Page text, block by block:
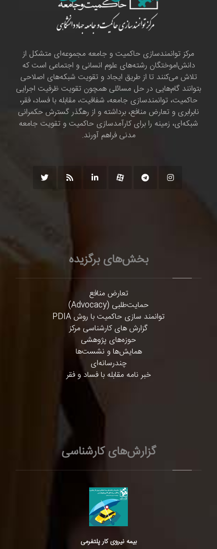
مرکز توانمندسازی حاکمیت و جامعه مجموعه‌ای متشکل از
دانش‌اموختگان رشته‌های علوم انسانی و اجتماعی است که
تلاش می‌کنند تا از طریق ایجاد و تقویت شبکه‌های اصلاحی
بتوانند گام‌هایی در حل مسائلی همچون تقویت ظرفیت اجرایی
حاکمیت، توانمندسازی جامعه، شفافیت، مقابله با فساد، فقر،
نابرابری و تعارض منافع، برداشته و از رهگذر گسترش حکمرانی
شبکه‌ای، زمینه را برای کارآمدسازی حاکمیت و تقویت جامعه
مدنی فراهم آورند.
بخش‌های برگزیده
تعارض منافع
حمایت‌طلبی (Advocacy)
توانمند سازی حاکمیت با روش PDIA
گزارش های کارشناسی مرکز
حوزه‌های پژوهشی
همایش‌ها و نشست‌ها
چندرسانه‌ای
خبر نامه مقابله با فساد و فقر
گزارش‌های کارشناسی
بیمه نیروی کار پلتفرمی